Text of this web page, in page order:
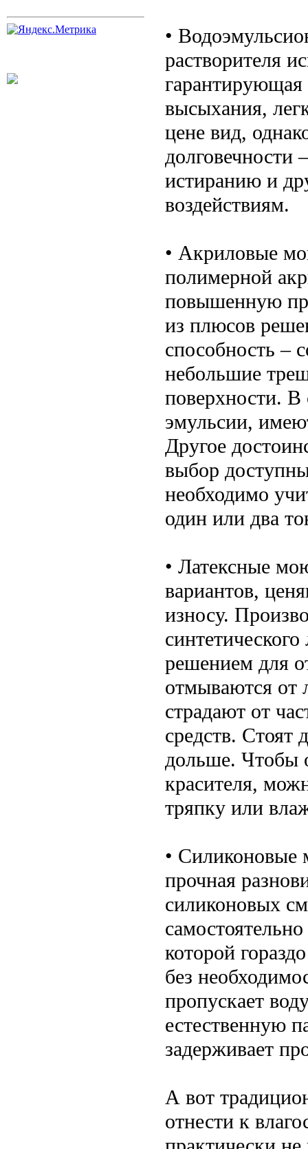
•
растворителя
гарантирующая
высыхания,
цене вид,
долговечности
истиранию и
воздействиям.
• Акриловые
полимерной
повышенную
из плюсов
способность –
небольшие
поверхности. В
эмульсии,
Другое
выбор
необходимо
один или два
• Латексные
вариантов,
износу.
решением для
отмываются от
страдают от
средств. Стоят
дольше. Чтобы
красителя,
тряпку или
• Силиконовые
прочная
силиконовых
которой
без
пропускает
естественную
задерживает
А вот
отнести к